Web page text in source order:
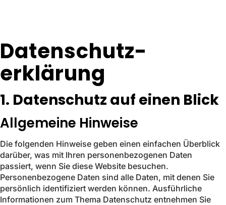
Datenschutz­
erklärung
1. Datenschutz auf einen Blick
Allgemeine Hinweise
Die folgenden Hinweise geben einen einfachen Überblick
darüber, was mit Ihren personenbezogenen Daten
passiert, wenn Sie diese Website besuchen.
Personenbezogene Daten sind alle Daten, mit denen Sie
persönlich identifiziert werden können. Ausführliche
Informationen zum Thema Datenschutz entnehmen Sie